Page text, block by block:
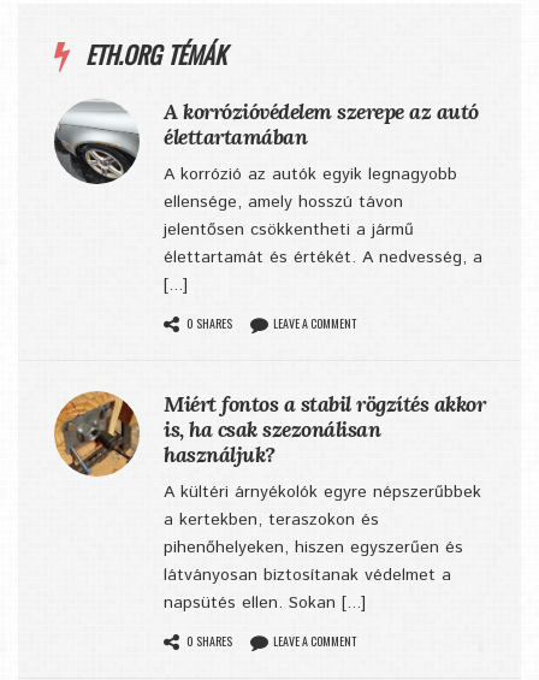
ETH.ORG TÉMÁK
A korrózióvédelem szerepe az autó
élettartamában
A korrózió az autók egyik legnagyobb
ellensége, amely hosszú távon
jelentősen csökkentheti a jármű
élettartamát és értékét. A nedvesség, a
[...]
0 SHARES LEAVE A COMMENT
Miért fontos a stabil rögzítés akkor
is, ha csak szezonálisan
használjuk?
A kültéri árnyékolók egyre népszerűbbek
a kertekben, teraszokon és
pihenőhelyeken, hiszen egyszerűen és
látványosan biztosítanak védelmet a
napsütés ellen. Sokan [...]
0 SHARES LEAVE A COMMENT